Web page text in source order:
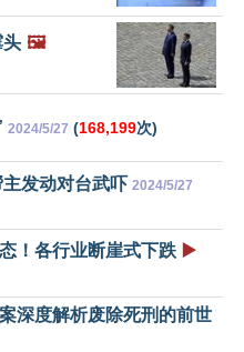
头 🖼️
2024/5/27 (168,199次)
发动对台武吓 2024/5/27
！各行业断崖式下跌 ▶️
深度解析废除死刑的前世